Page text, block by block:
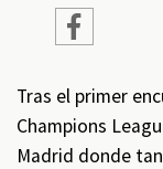
Tras el primer
Champions
Madrid donde